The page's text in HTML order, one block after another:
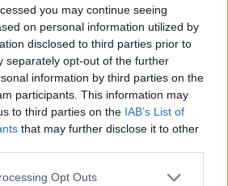
you may continue seeing
on personal information utilized by
disclosed to third parties prior to
separately opt-out of the further
information by third parties on the
participants. This information may
to third parties on the IAB’s List of
that may further disclose it to other
Opt Outs
e del Made in Italy -
per
e sovvenzioni a fondo
imprese e all'economia (come